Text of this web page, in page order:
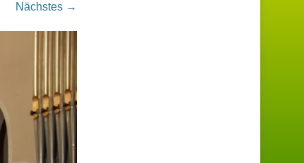
Nächstes →